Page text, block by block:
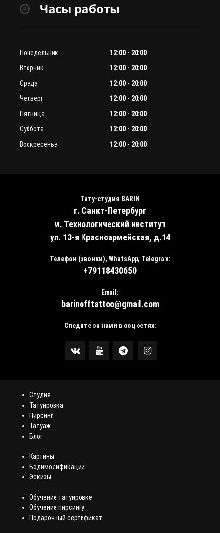
Часы работы
Понедельник
12:00 - 20:00
Вторник
12:00 - 20:00
Среда
12:00 - 20:00
Четверг
12:00 - 20:00
Пятница
12:00 - 20:00
Суббота
12:00 - 20:00
Воскресенье
12:00 - 20:00
Тату-студия BARIN
г. Санкт-Петербург
м. Технологический институт
ул. 13-я Красноармейская, д.14
Телефон (звонки), WhatsApp, Telegram:
+79118430650
Email:
barinofftattoo@gmail.com
Следите за нами в соц сетях:
Студия
Татуировка
Пирсинг
Татуаж
Блог
Картины
Бодимодификации
Эскизы
Обучение татуировке
Обучение пирсингу
Подарочный сертификат